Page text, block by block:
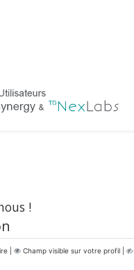
!
| Champ visible sur votre profil |